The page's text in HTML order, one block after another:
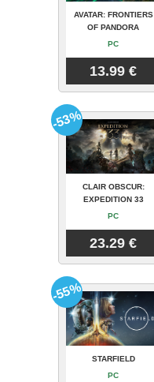
AVATAR: FRONTIERS
OF PANDORA
PC
13.99 €
CLAIR OBSCUR:
EXPEDITION 33
PC
23.29 €
-53%
STARFIELD
PC
-55%